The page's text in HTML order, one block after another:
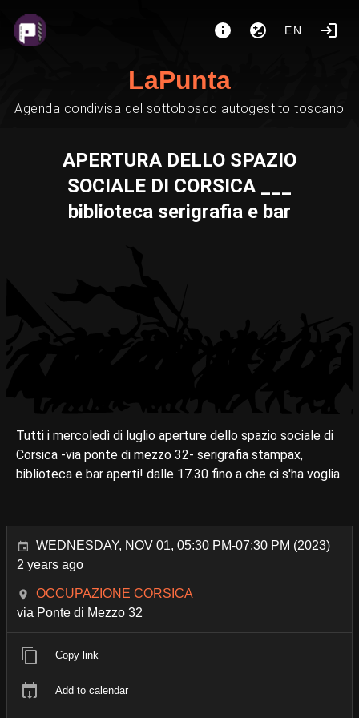
EN
LaPunta
Agenda condivisa del sottobosco autogestito toscano
APERTURA DELLO SPAZIO
SOCIALE DI CORSICA ___
biblioteca serigrafia e bar
Tutti i mercoledì di luglio aperture dello spazio sociale di
Corsica -via ponte di mezzo 32- serigrafia stampax,
biblioteca e bar aperti! dalle 17.30 fino a che ci s'ha voglia
WEDNESDAY, NOV 01, 05:30 PM-07:30 PM (2023)
2 years ago
OCCUPAZIONE CORSICA
via Ponte di Mezzo 32
Copy link
Add to calendar